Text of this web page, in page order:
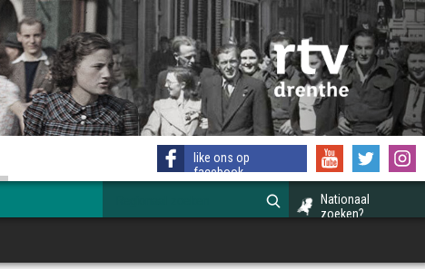
like ons op
facebook
Nationaal
zoeken?